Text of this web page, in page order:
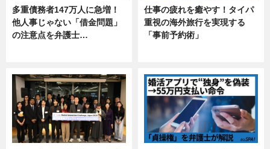
多重債務者147万人に急増！
他人事じゃない「借金問題」
の注意点を弁護士…
仕事の疲れを癒やす！タイパ
重視の海外旅行を実現する
「事前予約術」